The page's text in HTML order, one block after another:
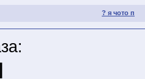
? я чото п